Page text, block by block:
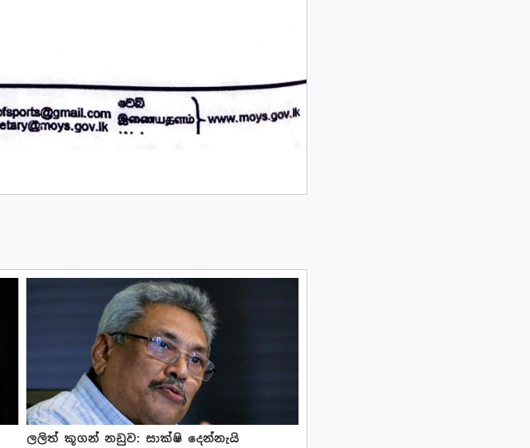
ලලිත් කූගන් නඩුව: සාක්ෂි දෙන්නැයි